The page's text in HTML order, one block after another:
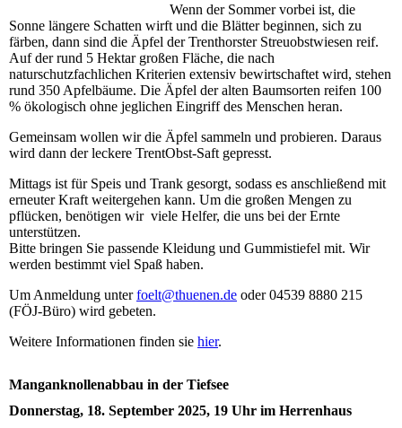
Wenn der Sommer vorbei ist, die
Sonne längere Schatten wirft und die Blätter beginnen, sich zu
färben, dann sind die Äpfel der Trenthorster Streuobstwiesen reif.
Auf der rund 5 Hektar großen Fläche, die nach
naturschutzfachlichen Kriterien extensiv bewirtschaftet wird, stehen
rund 350 Apfelbäume. Die Äpfel der alten Baumsorten reifen 100
% ökologisch ohne jeglichen Eingriff des Menschen heran.
Gemeinsam wollen wir die Äpfel sammeln und probieren. Daraus
wird dann der leckere TrentObst-Saft gepresst.
Mittags ist für Speis und Trank gesorgt, sodass es anschließend mit
erneuter Kraft weitergehen kann. Um die großen Mengen zu
pflücken, benötigen wir viele Helfer, die uns bei der Ernte
unterstützen.
Bitte bringen Sie passende Kleidung und Gummistiefel mit. Wir
werden bestimmt viel Spaß haben.
Um Anmeldung unterfoelt@thuenen.de oder 04539 8880 215
(FÖJ-Büro) wird gebeten.
Weitere Informationen finden sie hier.
Manganknollenabbau in der Tiefsee
Donnerstag, 18. September 2025, 19 Uhr im Herrenhaus